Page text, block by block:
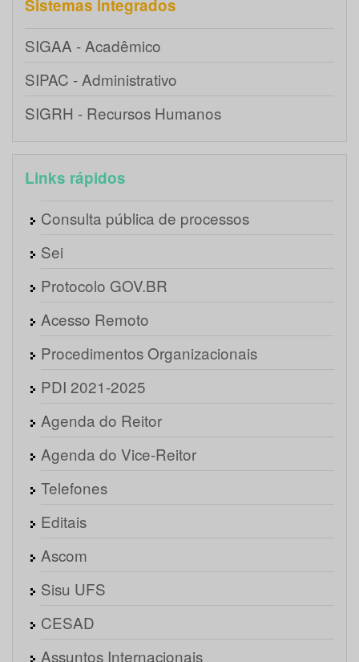
Sistemas integrados
SIGAA - Acadêmico
SIPAC - Administrativo
SIGRH - Recursos Humanos
Links rápidos
Consulta pública de processos
Sei
Protocolo GOV.BR
Acesso Remoto
Procedimentos Organizacionais
PDI 2021-2025
Agenda do Reitor
Agenda do Vice-Reitor
Telefones
Editais
Ascom
Sisu UFS
CESAD
Assuntos Internacionais